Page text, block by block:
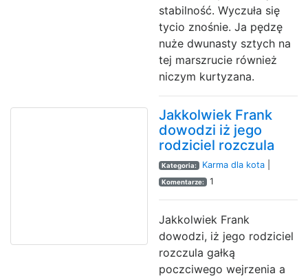
stabilność. Wyczuła się
tycio znośnie. Ja pędzę
nuże dwunasty sztych na
tej marszrucie również
niczym kurtyzana.
Jakkolwiek Frank
dowodzi iż jego
rodziciel rozczula
Kategoria: Karma dla kota|
Komentarze: 1
Jakkolwiek Frank
dowodzi, iż jego rodziciel
rozczula gałką
poczciwego wejrzenia a